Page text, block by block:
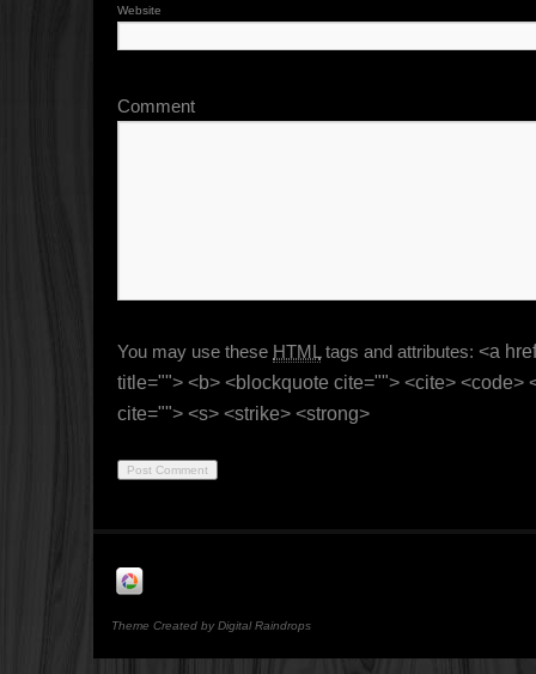
Website
Comment
You may use these HTML tags and attributes: <a
title=""> <b> <blockquote cite=""> <cite> <code>
cite=""> <s> <strike> <strong>
Theme Created by Digital Raindrops